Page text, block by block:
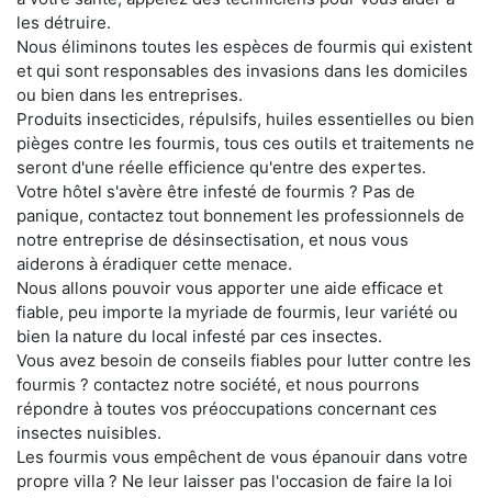
les détruire.
Nous éliminons toutes les espèces de fourmis qui existent
et qui sont responsables des invasions dans les domiciles
ou bien dans les entreprises.
Produits insecticides, répulsifs, huiles essentielles ou bien
pièges contre les fourmis, tous ces outils et traitements ne
seront d'une réelle efficience qu'entre des expertes.
Votre hôtel s'avère être infesté de fourmis ? Pas de
panique, contactez tout bonnement les professionnels de
notre entreprise de désinsectisation, et nous vous
aiderons à éradiquer cette menace.
Nous allons pouvoir vous apporter une aide efficace et
fiable, peu importe la myriade de fourmis, leur variété ou
bien la nature du local infesté par ces insectes.
Vous avez besoin de conseils fiables pour lutter contre les
fourmis ? contactez notre société, et nous pourrons
répondre à toutes vos préoccupations concernant ces
insectes nuisibles.
Les fourmis vous empêchent de vous épanouir dans votre
propre villa ? Ne leur laisser pas l'occasion de faire la loi